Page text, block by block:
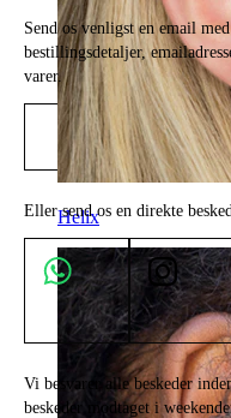
Helix
Send os venligst en email
bestillingsdetaljer,
varer.
Eller send os en direkte
Vi besvarer alle beskeder
beskeder modtaget i